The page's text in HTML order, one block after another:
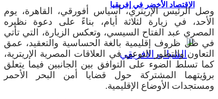
الاقتصاد الأخضر في إفريقيا
وصل الرئيس الإريتري، أسياس أفورقي، القاهرة، يوم
الأحد، في زيارة لثلاثة أيام، بناءً على دعوة نظيره
المصري عبد الفتاح السيسي، وتعكس الزيارة، التي تأتي
في ظل ظروف إقليمية بالغة الحساسية والتعقيد، عمق
التعاون والتطور النوعي في العلاقات المصرية الإريترية،
كما تسلط الضوء على التوافق بين الجانبين فيما يتعلق
برؤيتهما المشتركة حول قضايا أمن البحر الأحمر
ومستجدات الأوضاع الإقليمية.